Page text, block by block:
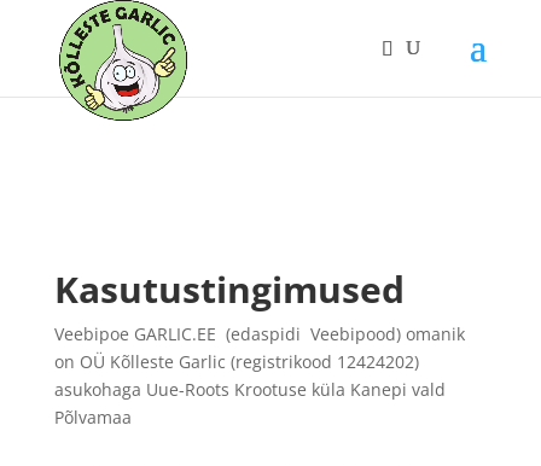
Kasutustingimused
Veebipoe GARLIC.EE (edaspidi Veebipood) omanik
on OÜ Kõlleste Garlic (registrikood 12424202)
asukohaga Uue-Roots Krootuse küla Kanepi vald
Põlvamaa